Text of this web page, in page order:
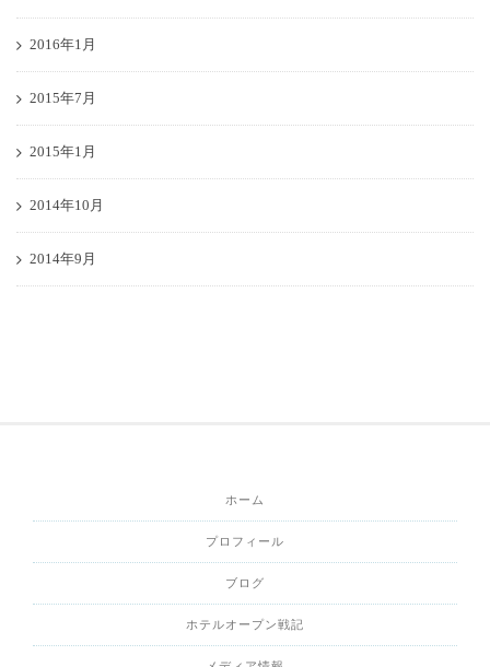
2016年1月
2015年7月
2015年1月
2014年10月
2014年9月
ホーム
プロフィール
ブログ
ホテルオープン戦記